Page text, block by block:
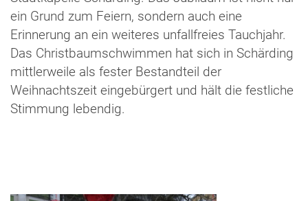
ein Grund zum Feiern, sondern auch eine
Erinnerung an ein weiteres unfallfreies Tauchjahr.
Das Christbaumschwimmen hat sich in Schärding
mittlerweile als fester Bestandteil der
Weihnachtszeit eingebürgert und hält die festliche
Stimmung lebendig.